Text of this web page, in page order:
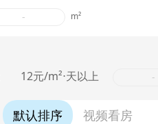
- m²
12元/m²⋅天以上 -
默认排序 视频看房